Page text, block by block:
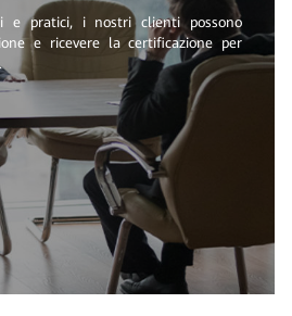
e pratici, i nostri clienti possono
e ricevere la certificazione per